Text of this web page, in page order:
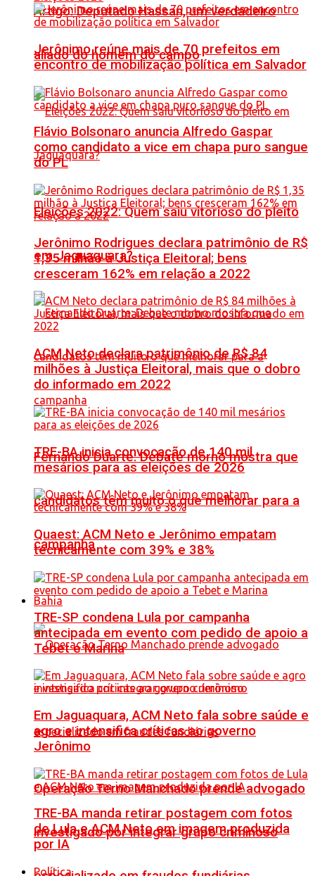
Artigo: Deputado Hassan, um verdadeiro
aliado do homem do campo
Eleições 2022: Quem saiu vitorioso do pleito
em Jaguaquara?
Fernando Duarte: Debate morno mostra que
candidatos têm muito o que melhorar para a
campanha
Bahia
Operação Terno Manchado prende advogado
investigado por integrar grupo criminoso
Jerônimo reúne mais de 70 prefeitos em
encontro de mobilização política em Salvador
Flávio Bolsonaro anuncia Alfredo Gaspar
como candidato a vice em chapa puro sangue
do PL
Jerônimo Rodrigues declara patrimônio de R$
1,35 milhão à Justiça Eleitoral; bens
cresceram 162% em relação a 2022
ACM Neto declara patrimônio de R$ 84
milhões à Justiça Eleitoral, mais que o dobro
do informado em 2022
TRE-BA inicia convocação de 140 mil
mesários para as eleições de 2026
Quaest: ACM Neto e Jerônimo empatam
tecnicamente com 39% e 38%
TRE-SP condena Lula por campanha
antecipada em evento com pedido de apoio a
Tebet e Marina
Em Jaguaquara, ACM Neto fala sobre saúde e
agro e intensifica críticas ao governo
Jerônimo
TRE-BA manda retirar postagem com fotos
de Lula e ACM Neto em imagem produzida
por IA
Política